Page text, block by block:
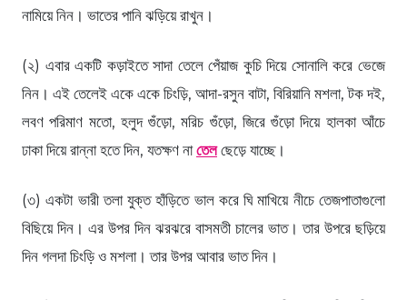
নামিয়ে নিন। ভাতের পানি ঝড়িয়ে রাখুন।
(২) এবার একটি কড়াইতে সাদা তেলে পেঁয়াজ কুচি দিয়ে সোনালি করে ভেজে
নিন। এই তেলেই একে একে চিংড়ি, আদা-রসুন বাটা, বিরিয়ানি মশলা, টক দই,
লবণ পরিমাণ মতো, হলুদ গুঁড়ো, মরিচ গুঁড়ো, জিরে গুঁড়ো দিয়ে হালকা আঁচে
ঢাকা দিয়ে রান্না হতে দিন, যতক্ষণ নাতেলছেড়ে যাচ্ছে।
(৩) একটা ভারী তলা যুক্ত হাঁড়িতে ভাল করে ঘি মাখিয়ে নীচে তেজপাতাগুলো
বিছিয়ে দিন। এর উপর দিন ঝরঝরে বাসমতী চালের ভাত। তার উপরে ছড়িয়ে
দিন গলদা চিংড়ি ও মশলা। তার উপর আবার ভাত দিন।